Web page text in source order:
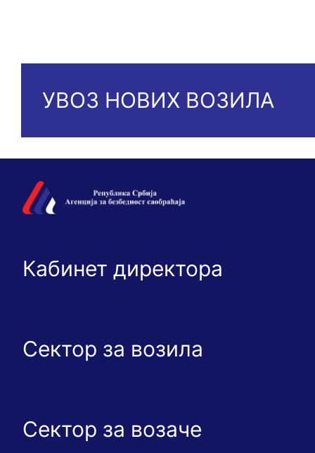
УВОЗ НОВИХ ВОЗИЛА
Кабинет директора
Сектор за возила
Сектор за возаче